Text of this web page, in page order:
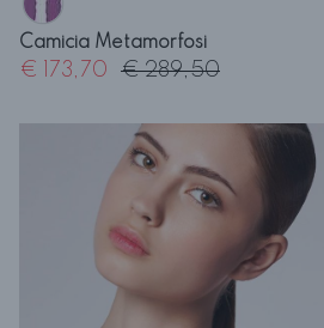
Camicia Metamorfosi
€ 173,70 € 289,50